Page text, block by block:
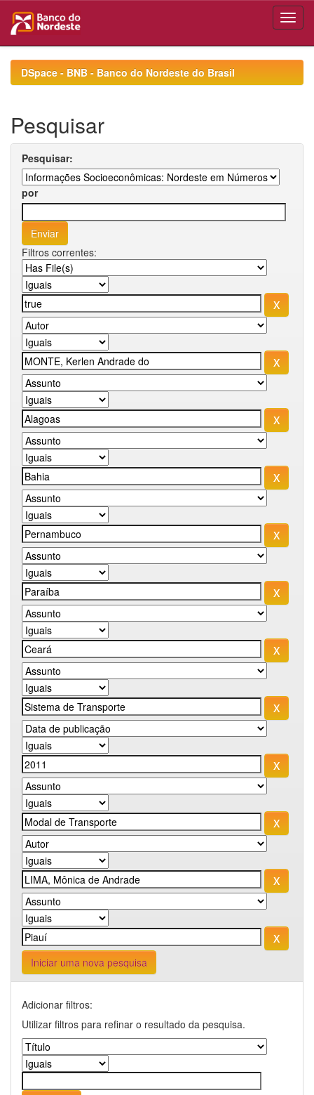
navigationDSpace - BNB - Banco do Nordeste do Brasil
Pesquisar
Pesquisar:
por
Filtros correntes:
Iniciar uma nova pesquisa
Adicionar filtros:
Utilizar filtros para refinar o resultado da pesquisa.